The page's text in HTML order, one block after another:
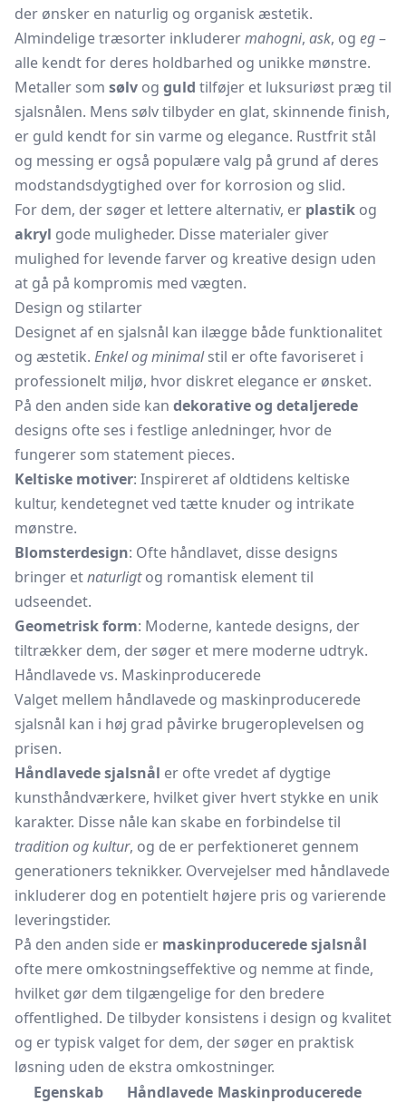
der ønsker en naturlig og organisk æstetik.
Almindelige træsorter inkluderermahogni, ask, og eg–
alle kendt for deres holdbarhed og unikke mønstre.
Metaller som sølv og guld tilføjer et luksuriøst præg til
sjalsnålen. Mens sølv tilbyder en glat, skinnende finish,
er guld kendt for sin varme og elegance. Rustfrit stål
og messing er også populære valg på grund af deres
modstandsdygtighed over for korrosion og slid.
For dem, der søger et lettere alternativ, er plastik og
akryl gode muligheder. Disse materialer giver
mulighed for levende farver og kreative design uden
at gå på kompromis med vægten.
Design og stilarter
Designet af en sjalsnål kan ilægge både funktionalitet
og æstetik. Enkel og minimalstil er ofte favoriseret i
professionelt miljø, hvor diskret elegance er ønsket.
På den anden side kan dekorative og detaljerede
designs ofte ses i festlige anledninger, hvor de
fungerer som statement pieces.
Keltiske motiver: Inspireret af oldtidens keltiske
kultur, kendetegnet ved tætte knuder og intrikate
mønstre.
Blomsterdesign: Ofte håndlavet, disse designs
bringer etnaturligtog romantisk element til
udseendet.
Geometrisk form: Moderne, kantede designs, der
tiltrækker dem, der søger et mere moderne udtryk.
Håndlavede vs. Maskinproducerede
Valget mellem håndlavede og maskinproducerede
sjalsnål kan i høj grad påvirke brugeroplevelsen og
prisen.
Håndlavede sjalsnål er ofte vredet af dygtige
kunsthåndværkere, hvilket giver hvert stykke en unik
karakter. Disse nåle kan skabe en forbindelse til
tradition og kultur, og de er perfektioneret gennem
generationers teknikker. Overvejelser med håndlavede
inkluderer dog en potentielt højere pris og varierende
leveringstider.
På den anden side er maskinproducerede sjalsnål
ofte mere omkostningseffektive og nemme at finde,
hvilket gør dem tilgængelige for den bredere
offentlighed. De tilbyder konsistens i design og kvalitet
og er typisk valget for dem, der søger en praktisk
løsning uden de ekstra omkostninger.
Egenskab
Håndlavede Maskinproducerede